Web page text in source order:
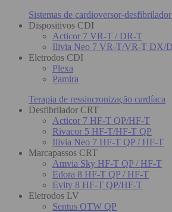
Sistemas de cardioversor-
Dispositivos CDI
Acticor 7 VR-T / DR-T
Ilivia Neo 7 VR-T/VR-T DX/
Eletrodos CDI
Plexa
Pamira
Terapia de ressincronização cardíaca
Desfibrilador CRT
Acticor 7 HF-T QP/HF-T
Rivacor 5 HF-T/HF-T QP
Ilivia Neo 7 HF-T QP / HF-T
Marcapassos CRT
Amvia Sky HF-T QP / HF-T
Edora 8 HF-T QP / HF-T
Evity 8 HF-T QP/HF-T
Eletrodos LV
Sentus OTW QP